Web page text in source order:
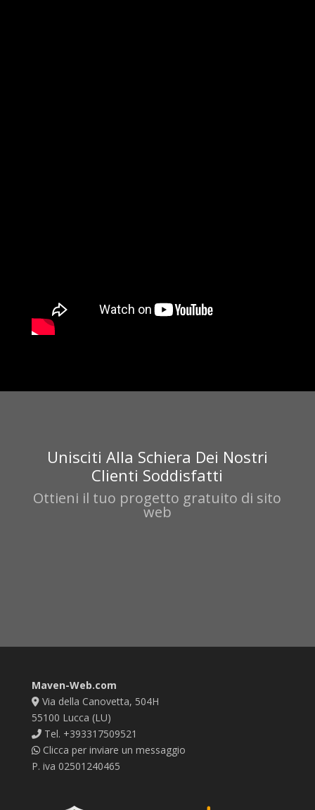
Unisciti Alla Schiera Dei Nostri
Clienti Soddisfatti
Ottieni il tuo progetto gratuito di sito
web
Maven-Web.com
Via della Canovetta, 504H
55100 Lucca (LU)
Tel. +393317509521
Clicca per inviare un messaggio
P. iva 02501240465